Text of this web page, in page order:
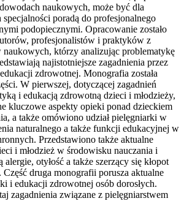
naukowych, może być dla
poradą do profesjonalnego
podopiecznymi. Opracowanie zostało
profesjonalistów i praktyków z
którzy analizując problematykę
najistotniejsze zagadnienia przez
zdrowotnej. Monografia została
W pierwszej, dotyczącej zagadnień
i edukacją zdrowotną dzieci i młodzieży,
kluczowe aspekty opieki ponad dzieckiem
a także omówiono udział pielęgniarki w
naturalnego a także funkcji edukacyjnej w
Przedstawiono także aktualne
i młodzież w środowisku nauczania i
otyłość a także szerzący się kłopot
Część druga monografii porusza aktualne
i edukacji zdrowotnej osób dorosłych.
zagadnienia związane z pielęgniarstwem